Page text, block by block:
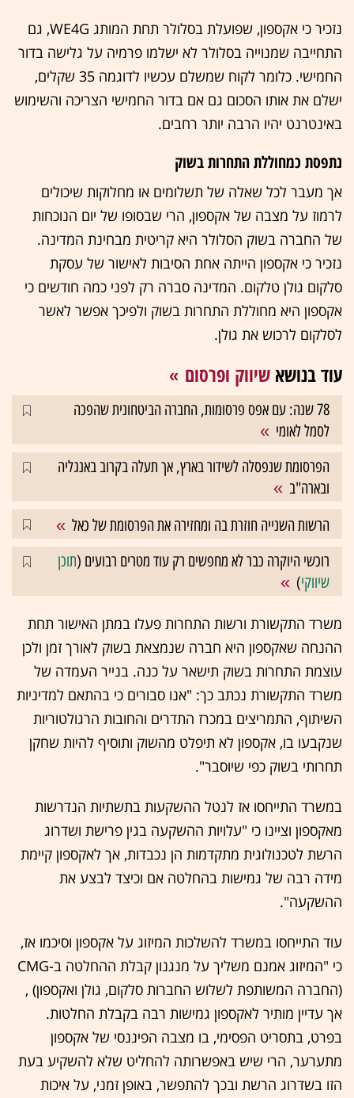
נזכיר כי אקספון, שפועלת בסלולר תחת המותג WE4G, גם
התחייבה שמנוייה בסלולר לא ישלמו פרמיה על גלישה בדור
החמישי. כלומר לקוח שמשלם עכשיו לדוגמה 35 שקלים,
ישלם את אותו הסכום גם אם בדור החמישי הצריכה והשימוש
באינטרנט יהיו הרבה יותר רחבים.
נתפסת כמחוללת התחרות בשוק
אך מעבר לכל שאלה של תשלומים או מחלוקות שיכולים
לרמוז על מצבה של אקספון, הרי שבסופו של יום הנוכחות
של החברה בשוק הסלולר היא קריטית מבחינת המדינה.
נזכיר כי אקספון הייתה אחת הסיבות לאישור של עסקת
סלקום גולן טלקום. המדינה סברה רק לפני כמה חודשים כי
אקספון היא מחוללת התחרות בשוק ולפיכך אפשר לאשר
לסלקום לרכוש את גולן.
עוד בנושא שיווק ופרסום
78 שנה: עם אפס פרסומות, החברה הביטחונית שהפכה
לסמל לאומי
הפרסומת שנפסלה לשידור בארץ, אך תעלה בקרוב באנגליה
ובארה"ב
הרשות השנייה חוזרת בה ומחזירה את הפרסומת של כאל
רוכשי היוקרה כבר לא מחפשים רק עוד מטרים רבועים (תוכן
שיווקי)
משרד התקשורת ורשות התחרות פעלו במתן האישור תחת
ההנחה שאקספון היא חברה שנמצאת בשוק לאורך זמן ולכן
עוצמת התחרות בשוק תישאר על כנה. בנייר העמדה של
משרד התקשורת נכתב כך: "אנו סבורים כי בהתאם למדיניות
השיתוף, התמריצים במכרז התדרים והחובות הרגולטוריות
שנקבעו בו, אקספון לא תיפלט מהשוק ותוסיף להיות שחקן
תחרותי בשוק כפי שיוסבר".
במשרד התייחסו אז לנטל ההשקעות בתשתיות הנדרשות
מאקספון וציינו כי "עלויות ההשקעה בגין פרישת ושדרוג
הרשת לטכנולוגית מתקדמות הן נכבדות, אך לאקספון קיימת
מידה רבה של גמישות בהחלטה אם וכיצד לבצע את
ההשקעה".
עוד התייחסו במשרד להשלכות המיזוג על אקספון וסיכמו אז,
כי "המיזוג אמנם משליך על מנגנון קבלת ההחלטה ב-CMG
(החברה המשותפת לשלוש החברות סלקום, גולן ואקספון) ,
אך עדיין מותיר לאקספון גמישות רבה בקבלת החלטות.
בפרט, בתסריט הפסימי, בו מצבה הפיננסי של אקספון
מתערער, הרי שיש באפשרותה להחליט שלא להשקיע בעת
הזו בשדרוג הרשת ובכך להתפשר, באופן זמני, על איכות